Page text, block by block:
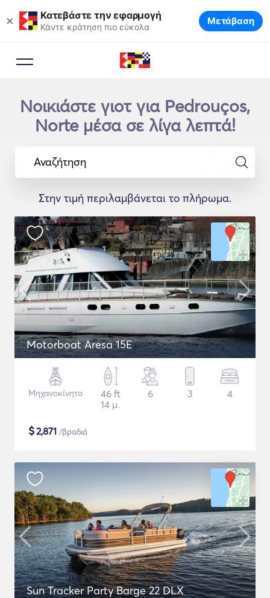
× Κατεβάστε την εφαρμογή
Κάντε κράτηση πιο εύκολα Μετάβαση
Νοικιάστε γιοτ για Pedrouços,
Norte μέσα σε λίγα λεπτά!
Αναζήτηση
Στην τιμή περιλαμβάνεται το πλήρωμα.
Motorboat Aresa 15E
Μηχανοκίνητο
46 ft
14 μ.
6 3 4
$2,871 /βραδιά
Sun Tracker Party Barge 22 DLX